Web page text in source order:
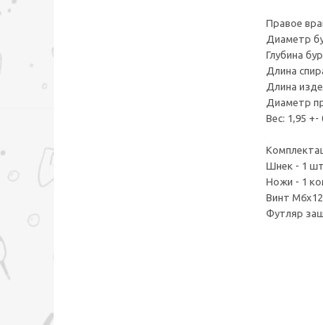
Правое
Диаметр
Глубина
Длина
Длина
Диаметр
Вес: 1,95 +-
Шнек - 1
Ножи - 1
Винт
Футляр